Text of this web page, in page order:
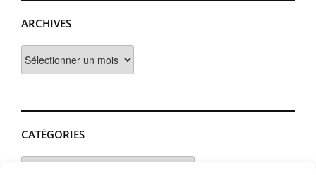
ARCHIVES
CATÉGORIES
Catégories